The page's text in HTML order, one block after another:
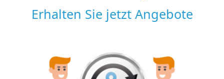
Erhalten Sie jetzt Angebote